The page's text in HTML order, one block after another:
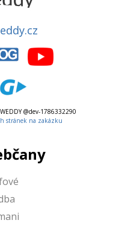
@dev-1786332290
stránek na zakázku